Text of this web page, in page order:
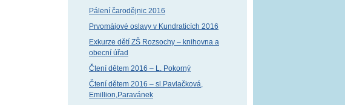
Pálení čarodějnic 2016
Prvomájové oslavy v Kundraticích 2016
Exkurze dětí ZŠ Rozsochy – knihovna a
obecní úřad
Čtení dětem 2016 – L. Pokorný
Čtení dětem 2016 – sl.Pavlačková,
Emillion,Paravánek